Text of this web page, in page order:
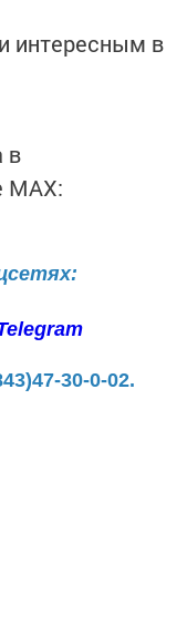
интересным в
в
MАХ:
30-0-02.